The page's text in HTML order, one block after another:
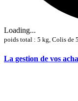
Loading...
poids total : 5 kg, Colis de
La gestion de vos